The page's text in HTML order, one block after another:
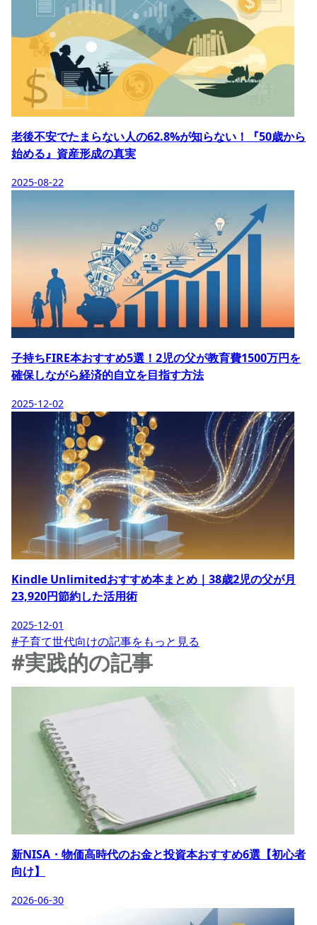
老後不安でたまらない人の62.8%が知らない！『50歳から
始める』資産形成の真実
2025-08-22
子持ちFIRE本おすすめ5選！2児の父が教育費1500万円を
確保しながら経済的自立を目指す方法
2025-12-02
Kindle Unlimitedおすすめ本まとめ｜38歳2児の父が月
23,920円節約した活用術
2025-12-01
#子育て世代向けの記事をもっと見る
#実践的の記事
新NISA・物価高時代のお金と投資本おすすめ6選【初心者
向け】
2026-06-30